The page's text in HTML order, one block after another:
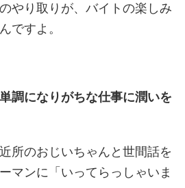
やり取りが、バイトの楽しみ
ですよ。
調になりがちな仕事に潤いを
所のおじいちゃんと世間話を
マンに「いってらっしゃいま